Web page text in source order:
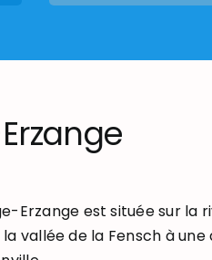
Erzange est située sur la
vallée de la Fensch à une